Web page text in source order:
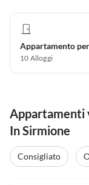
10 Alloggi
Appartamenti
In Sirmione
Consigliato